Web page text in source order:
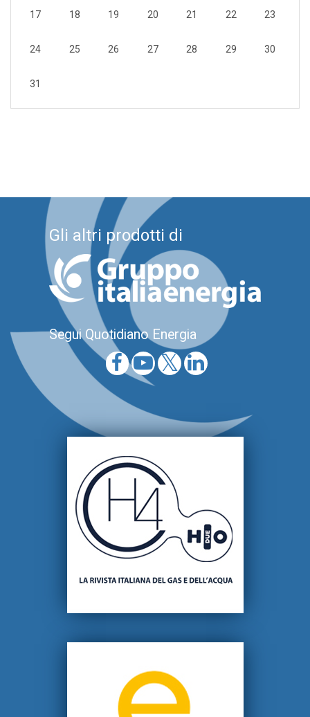
17 18 19 20 21 22 23
24 25 26 27 28 29 30
31
Gli altri prodotti di
Segui Quotidiano Energia